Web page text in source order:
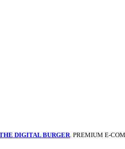
DIGITAL BURGER. PREMIUM E-